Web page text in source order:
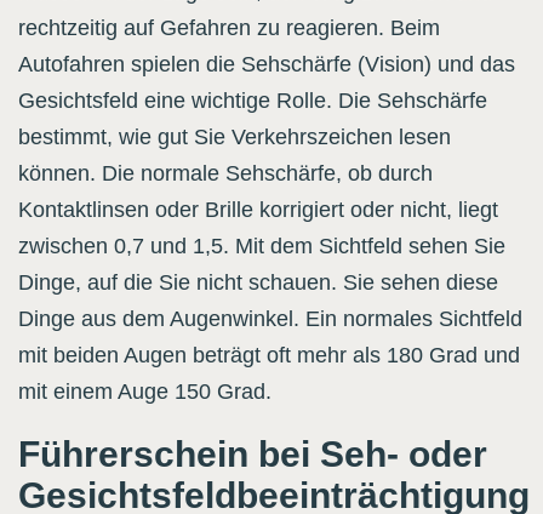
rechtzeitig auf Gefahren zu reagieren. Beim
Autofahren spielen die Sehschärfe (Vision) und das
Gesichtsfeld eine wichtige Rolle. Die Sehschärfe
bestimmt, wie gut Sie Verkehrszeichen lesen
können. Die normale Sehschärfe, ob durch
Kontaktlinsen oder Brille korrigiert oder nicht, liegt
zwischen 0,7 und 1,5. Mit dem Sichtfeld sehen Sie
Dinge, auf die Sie nicht schauen. Sie sehen diese
Dinge aus dem Augenwinkel. Ein normales Sichtfeld
mit beiden Augen beträgt oft mehr als 180 Grad und
mit einem Auge 150 Grad.
Führerschein bei Seh- oder
Gesichtsfeldbeeinträchtigung